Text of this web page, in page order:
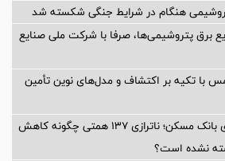
هنگام در شرایط جنگی شکسته شد
برق پتروشیمی‌ها، صرفا با شرکت ملی صنایع
با تکیه بر اکتشاف و مدل‌های نوین تأمین
زنگ خطر ۴۵ همتی برای بانک مسکن؛ ناترازی ۱۳۷ همتی چگونه کاهش
نشده است؟